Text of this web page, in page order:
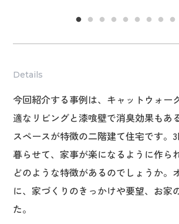
Details
今回紹介する事例は、キャットウォー
適なリビングと漆喰壁で消臭効果もあ
スペースが特徴の二階建て住宅です。
暮らせて、家事が楽になるように作ら
どのような特徴があるのでしょうか。
に、家づくりのきっかけや要望、お家
た。